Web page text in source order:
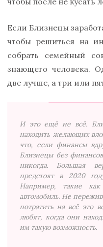
Если Близнецы
чтобы решиться на
собрать семейный
знающего человека.
две лучше, а три или
И это ещё не всё.
находить желающих
что, если финансы
Близнецы без
никогда. Большая
предстоят в 2020
Например, такие
автомобиль. Не
потратить на всё это
любят, когда они
им такую возможность.